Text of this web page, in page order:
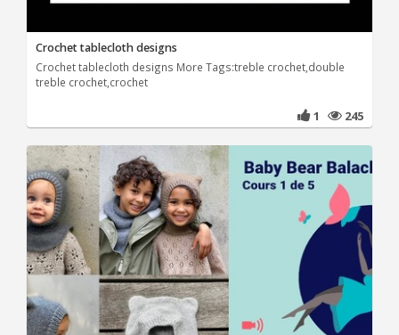
Crochet tablecloth designs
Crochet tablecloth designs More Tags:treble crochet,double
treble crochet,crochet
1 245